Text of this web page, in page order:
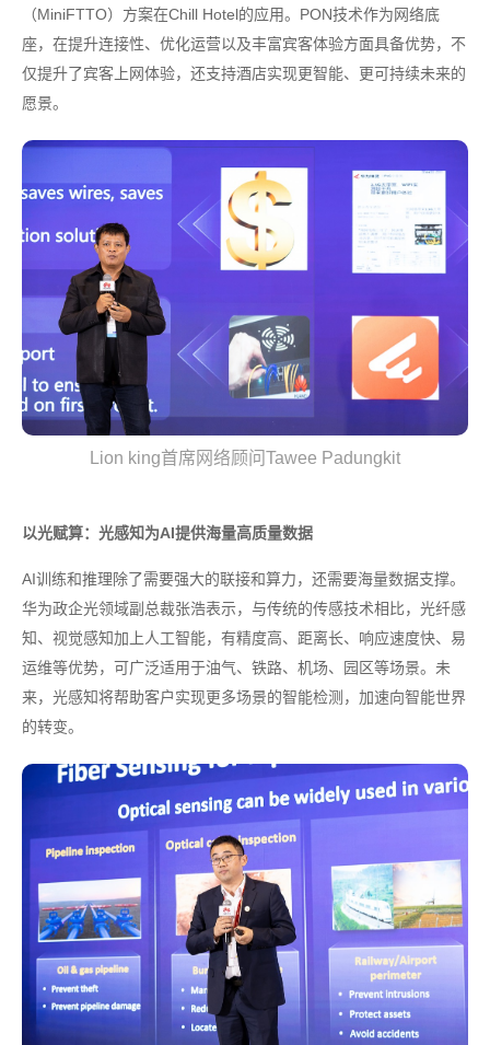
（MiniFTTO）方案在Chill Hotel的应用。PON技术作为网络底
座，在提升连接性、优化运营以及丰富宾客体验方面具备优势，不
仅提升了宾客上网体验，还支持酒店实现更智能、更可持续未来的
愿景。
Lion king首席网络顾问Tawee Padungkit
以光赋算：光感知为AI提供海量高质量数据
AI训练和推理除了需要强大的联接和算力，还需要海量数据支撑。
华为政企光领域副总裁张浩表示，与传统的传感技术相比，光纤感
知、视觉感知加上人工智能，有精度高、距离长、响应速度快、易
运维等优势，可广泛适用于油气、铁路、机场、园区等场景。未
来，光感知将帮助客户实现更多场景的智能检测，加速向智能世界
的转变。